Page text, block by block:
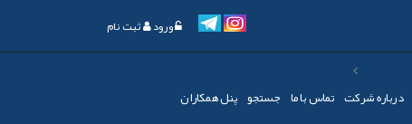
ورود ثبت نام
درباره شرکت تماس با ما جستجو پنل همکاران